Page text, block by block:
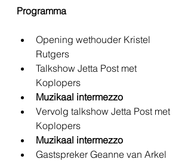
Programma
Opening wethouder Kristel
Rutgers
Talkshow Jetta Post met
Koplopers
Muzikaal intermezzo
Vervolg talkshow Jetta Post met
Koplopers
Muzikaal intermezzo
Gastspreker Geanne van Arkel